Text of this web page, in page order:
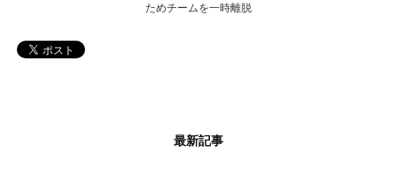
ためチームを一時離脱
最新記事